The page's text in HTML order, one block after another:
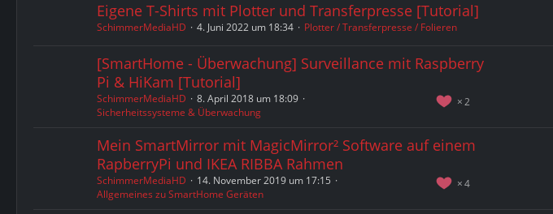
Eigene T-Shirts mit Plotter und Transferpresse [Tutorial]
SchimmerMediaHD 4. Juni 2022 um 18:34 Plotter / Transferpresse / Folieren
[SmartHome - Überwachung] Surveillance mit Raspberry
Pi & HiKam [Tutorial]
2
SchimmerMediaHD
8. April 2018 um 18:09
Sicherheitssysteme & Überwachung
Mein SmartMirror mit MagicMirror² Software auf einem
RapberryPi und IKEA RIBBA Rahmen
4
SchimmerMediaHD
14. November 2019 um 17:15
Allgemeines zu SmartHome Geräten